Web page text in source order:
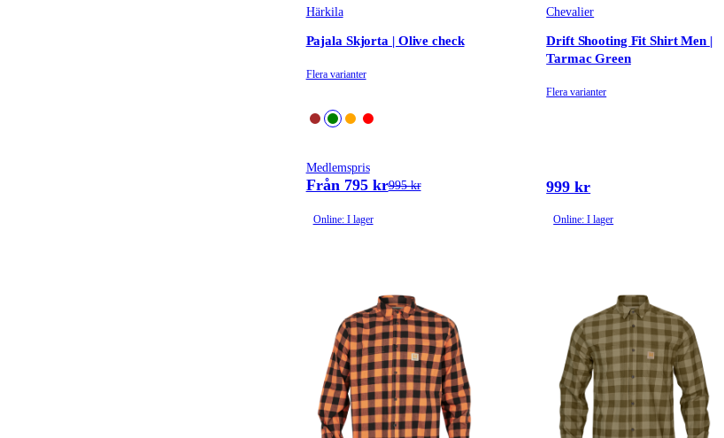
Härkila
Pajala Skjorta | Olive check
Flera varianter
Medlemspris
Från 795 kr995 kr
Online: I lager
Chevalier
Drift Shooting Fit Shirt Men |
Tarmac Green
Flera varianter
999 kr
Online: I lager